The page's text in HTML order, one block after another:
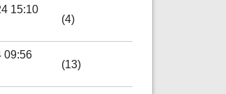
15:10
(4)
09:56
(13)